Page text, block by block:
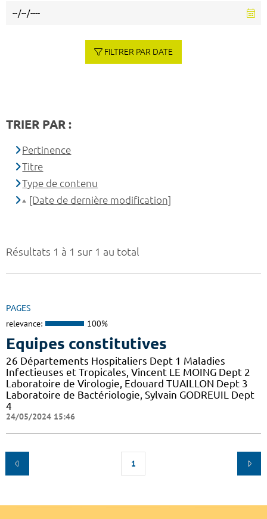
Résultats 1 à 1 sur 1 au total
PAGES
relevance: 100%
Equipes constitutives
26 Départements Hospitaliers Dept 1 Maladies
Infectieuses et Tropicales, Vincent LE MOING Dept 2
Laboratoire de Virologie, Edouard TUAILLON Dept 3
Laboratoire de Bactériologie, Sylvain GODREUIL Dept
4
24/05/2024 15:46
1
FILTRER PAR DATE
TRIER PAR :
Pertinence
Titre
Type de contenu
[Date de dernière modification]